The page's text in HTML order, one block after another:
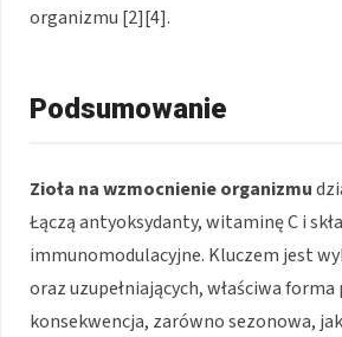
organizmu [2][4].
Podsumowanie
Zioła na wzmocnienie organizmu
Łączą antyoksydanty, witaminę C i
immunomodulacyjne. Kluczem jest
oraz uzupełniających, właściwa
konsekwencja, zarówno sezonowa,